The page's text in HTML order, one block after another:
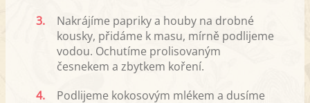
3.
Nakrájíme papriky a houby na drobné
kousky, přidáme k masu, mírně podlijeme
vodou. Ochutíme prolisovaným
česnekem a zbytkem koření.
4.
Podlijeme kokosovým mlékem a dusíme